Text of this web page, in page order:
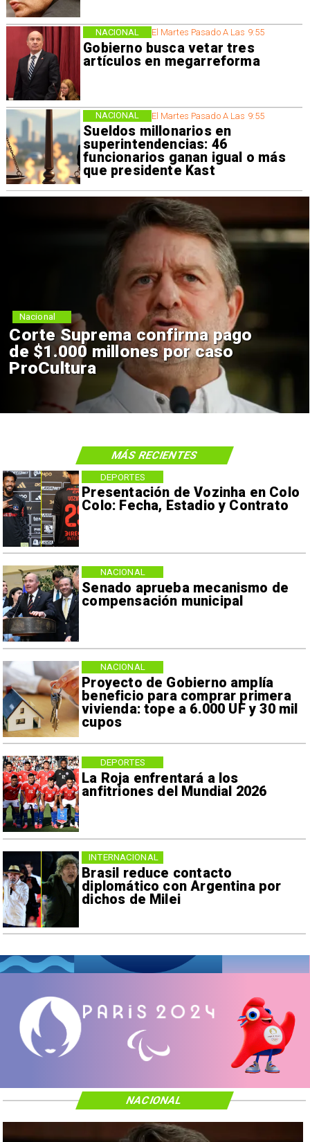
El Martes Pasado A Las 9:55
Gobierno busca vetar tres
artículos en megarreforma
NACIONAL
El Martes Pasado A Las 9:55
Sueldos millonarios en
superintendencias: 46
funcionarios ganan igual o más
que presidente Kast
NACIONAL
Corte Suprema confirma pago
de $1.000 millones por caso
ProCultura
Nacional
Presentación de Vozinha en Colo
Colo: Fecha, Estadio y Contrato
DEPORTES
Senado aprueba mecanismo de
compensación municipal
NACIONAL
Proyecto de Gobierno amplía
beneficio para comprar primera
vivienda: tope a 6.000 UF y 30 mil
cupos
NACIONAL
La Roja enfrentará a los
anfitriones del Mundial 2026
DEPORTES
Brasil reduce contacto
diplomático con Argentina por
dichos de Milei
INTERNACIONAL
MÁS RECIENTES
NACIONAL